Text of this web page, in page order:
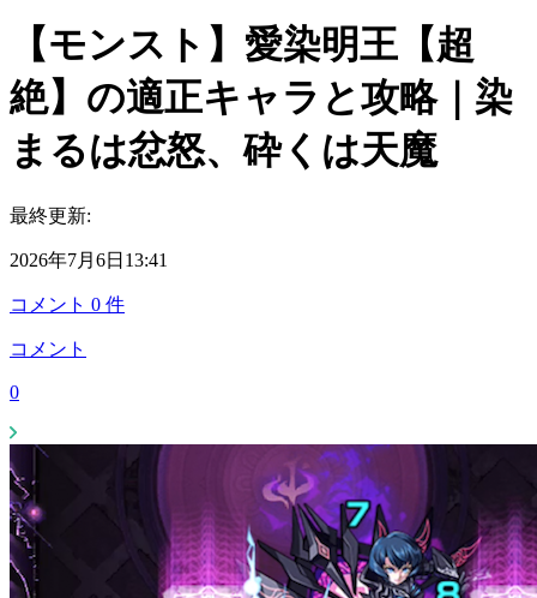
【モンスト】愛染明王【超
絶】の適正キャラと攻略｜染
まるは忿怒、砕くは天魔
最終更新:
2026年7月6日13:41
コメント 0 件
コメント
0